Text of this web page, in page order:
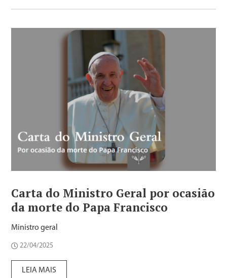
Carta do Ministro Geral por ocasião
da morte do Papa Francisco
Ministro geral
22/04/2025
LEIA MAIS